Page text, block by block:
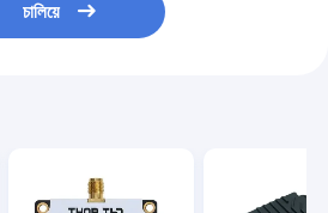
চালিয়ে